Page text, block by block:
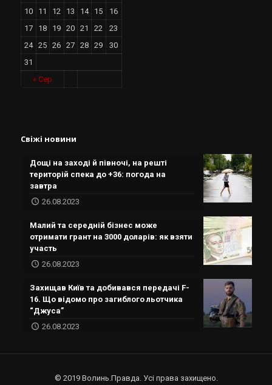
« Сер
10
11 12 13 14 15
16
17
18 19 20 21 22
23
24
25 26 27 28 29
30
31
Свіжі новини
Дощі на заході й півночі, на решті
територій спека до +36: погода на
завтра
26.08.2023
Малий та середній бізнес може
отримати грант на 3000 доларів: як взяти
участь
26.08.2023
Захищав Київ та добивався передачі F-
16. Що відомо про загиблого льотчика
“Джуса”
26.08.2023
© 2019 Волинь.Правда. Усі права захищено.